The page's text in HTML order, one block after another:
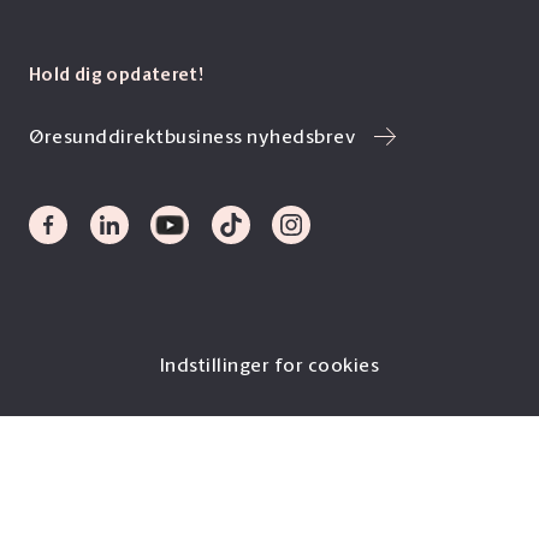
Hold dig opdateret!
Øresunddirektbusiness nyhedsbrev
Indstillinger for cookies